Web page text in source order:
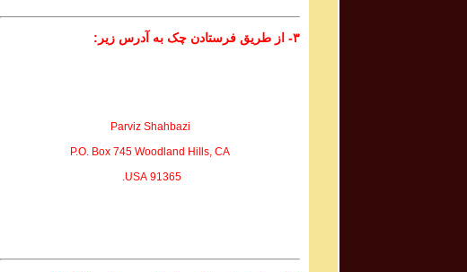
۳- از طریق فرستادن چک به آدرس زیر:
Parviz Shahbazi
P.O. Box 745 Woodland Hills, CA
91365 USA.